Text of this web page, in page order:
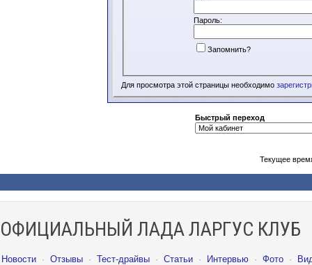
Пароль:
Запомнить?
Для просмотра этой страницы необходимо
Быстрый переход
Текущее
ОФИЦИАЛЬНЫЙ ЛАДА ЛАРГУС КЛУБ
Новости · Отзывы · Тест-драйвы · Статьи · Интервью · Фото ·